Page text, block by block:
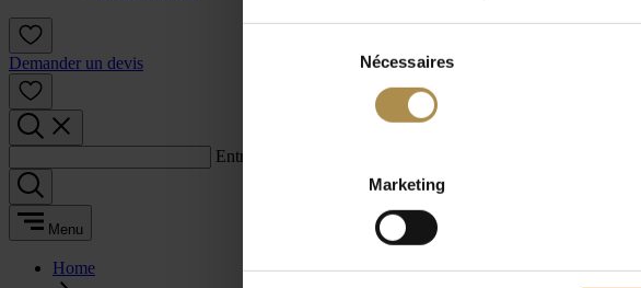
Nécessaires
Marketing
Demander un devis
Entrez un terme de recherche :
Menu
Home